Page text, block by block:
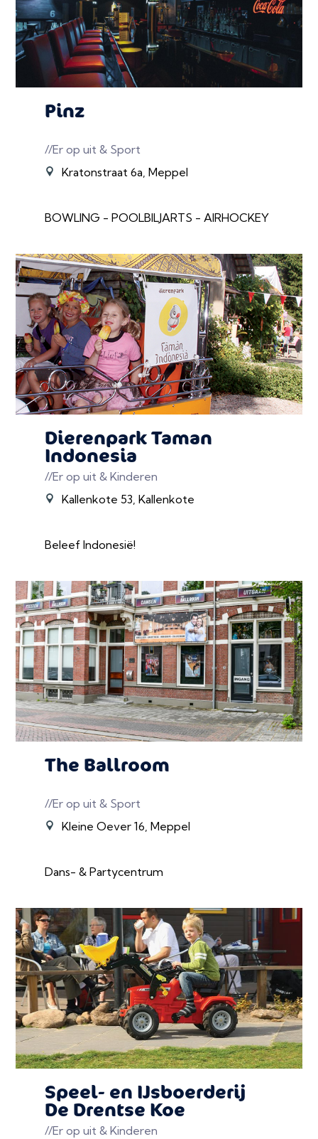
Pinz
//Er op uit & Sport
Kratonstraat 6a, Meppel
BOWLING - POOLBILJARTS - AIRHOCKEY
Dierenpark Taman
Indonesia
//Er op uit & Kinderen
Kallenkote 53, Kallenkote
Beleef Indonesië!
The Ballroom
//Er op uit & Sport
Kleine Oever 16, Meppel
Dans- & Partycentrum
Speel- en IJsboerderij
De Drentse Koe
//Er op uit & Kinderen